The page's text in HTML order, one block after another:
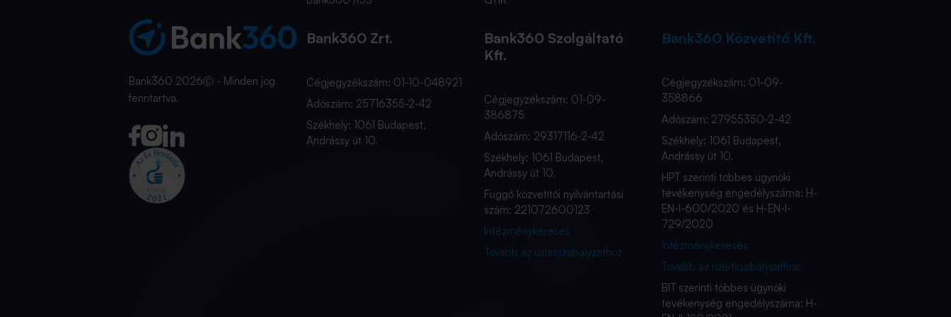
Bank360 2026Ⓒ - Minden jog
fenntartva.
Bank360 Zrt.
Cégjegyzékszám: 01-10-048921
Adószám: 25716355-2-42
Székhely: 1061 Budapest,
Andrássy út 10.
Bank360 Szolgáltató
Kft.
Cégjegyzékszám: 01-09-
386875
Adószám: 29317116-2-42
Székhely: 1061 Budapest,
Andrássy út 10.
Függő közvetítői nyilvántartási
szám: 221072600123
Intézménykeresés
Tovább az üzletszabályzathoz
Bank360 Közvetítő Kft.
Cégjegyzékszám: 01-09-
358866
Adószám: 27955350-2-42
Székhely: 1061 Budapest,
Andrássy út 10.
HPT szerinti többes ügynöki
tevékenység engedélyszáma: H-
EN-I-600/2020 és H-EN-I-
729/2020
Intézménykeresés
Tovább az üzletszabályzathoz
BIT szerinti többes ügynöki
tevékenység engedélyszáma: H-